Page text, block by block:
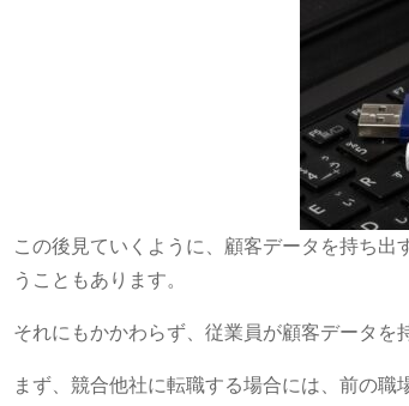
この後見ていくように、顧客データを持ち出
うこともあります。
それにもかかわらず、従業員が顧客データを
まず、競合他社に転職する場合には、前の